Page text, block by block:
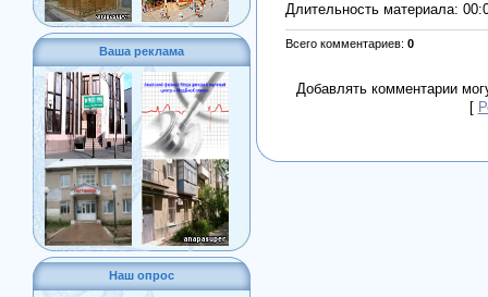
Ваша реклама
Наш опрос
Длительность материала:
Всего комментариев: 0
Добавлять комментарии
[